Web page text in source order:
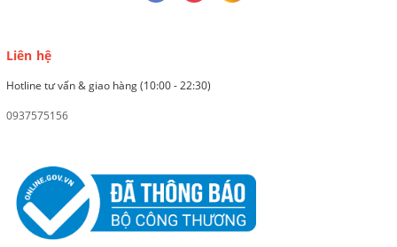
Liên hệ
Hotline tư vấn & giao hàng (10:00 - 22:30)
0937575156